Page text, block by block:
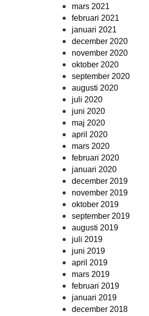
mars 2021
februari 2021
januari 2021
december 2020
november 2020
oktober 2020
september 2020
augusti 2020
juli 2020
juni 2020
maj 2020
april 2020
mars 2020
februari 2020
januari 2020
december 2019
november 2019
oktober 2019
september 2019
augusti 2019
juli 2019
juni 2019
april 2019
mars 2019
februari 2019
januari 2019
december 2018